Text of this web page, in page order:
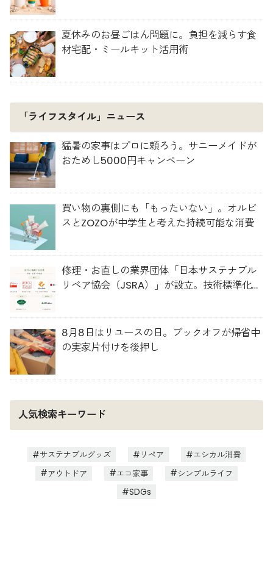
夏休みのお昼ごはん問題に。負担を減らす食
材宅配・ミールキット活用術
「ライフスタイル」ニュース
猛暑の家事はプロに頼ろう。サニーメイドが
おためし5000円キャンペーン
買い物の裏側にも「もったいない」。オルビ
スとZOZOが中学生と考えた持続可能な消費
修理・お直しの業界団体「日本サステナブル
リペア協会（JSRA）」が設立。技術標準化や
8月8日はリユースの日。ブックオフが帰省中
の実家片付けを後押し
人気検索キーワード
サステナブルグッズ リペア
エシカル消費
アウトドア
エコ家事
シンプルライフ
SDGs